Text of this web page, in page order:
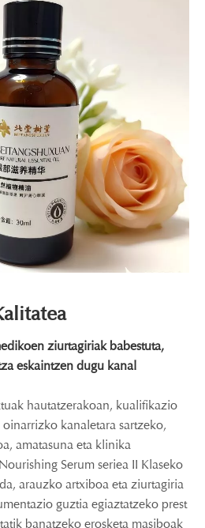
ziurtagiriak babestuta,
eskaintzen dugu kanal
hautatzerakoan, kualifikazio
kanaletara sartzeko,
amatasuna eta klinika
Serum seriea II Klaseko
arauzko artxiboa eta ziurtagiria
guztia egiaztatzeko prest
banatzeko erosketa masiboak